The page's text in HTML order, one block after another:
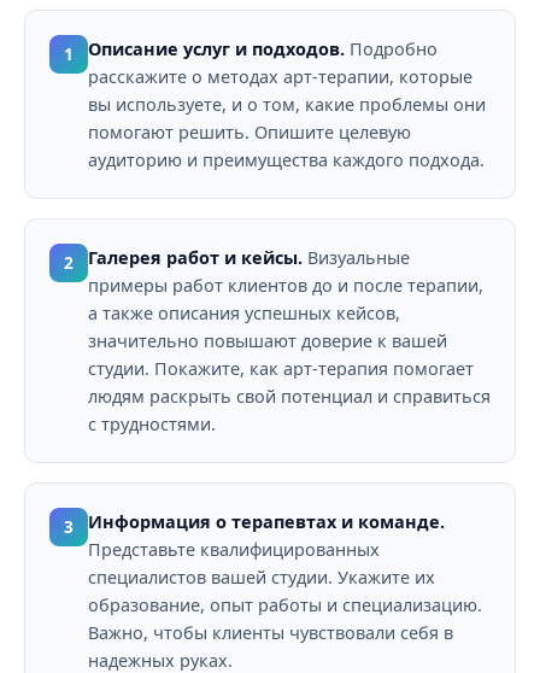
1 Описание услуг и подходов. Подробно
расскажите о методах арт-терапии, которые
вы используете, и о том, какие проблемы они
помогают решить. Опишите целевую
аудиторию и преимущества каждого подхода.
2 Галерея работ и кейсы. Визуальные
примеры работ клиентов до и после терапии,
а также описания успешных кейсов,
значительно повышают доверие к вашей
студии. Покажите, как арт-терапия помогает
людям раскрыть свой потенциал и справиться
с трудностями.
3
Информация о терапевтах и команде.
Представьте квалифицированных
специалистов вашей студии. Укажите их
образование, опыт работы и специализацию.
Важно, чтобы клиенты чувствовали себя в
надежных руках.